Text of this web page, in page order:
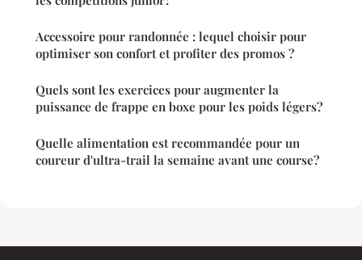
Accessoire pour randonnée : lequel choisir pour
optimiser son confort et profiter des promos ?
Quels sont les exercices pour augmenter la
puissance de frappe en boxe pour les poids légers?
Quelle alimentation est recommandée pour un
coureur d'ultra-trail la semaine avant une course?